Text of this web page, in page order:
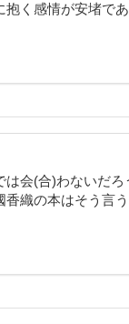
く感情が安堵で
会(合)わないだろ
織の本はそう言